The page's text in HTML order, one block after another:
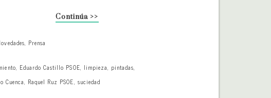
Continúa >>
, Prensa
, Eduardo Castillo PSOE, limpieza, pintadas,
Cuenca, Raquel Ruz PSOE, suciedad